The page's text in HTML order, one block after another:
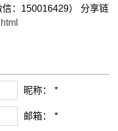
信：150016429） 分享链
昵称： *
邮箱： *